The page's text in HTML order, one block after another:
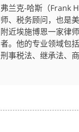
弗兰克-哈斯（Frank
师、税务顾问，也是
附近埃施博恩一家律
者。他的专业领域包
刑事税法、继承法、